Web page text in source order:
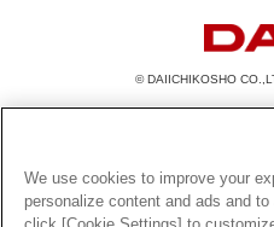
© DAIICHIKOSHO
このサイトに掲載されている一切の文章
を問わず、著作権法の定める範囲を超え
とを禁じます。
楽曲及びコンテンツは、機種によりご利用
We use cookies to improve your
personalize content and ads and